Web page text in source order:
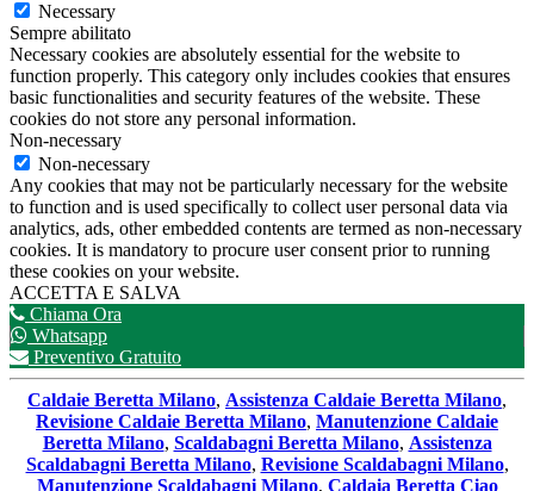
Necessary
Sempre abilitato
Necessary cookies are absolutely essential for the website to
function properly. This category only includes cookies that ensures
basic functionalities and security features of the website. These
cookies do not store any personal information.
Non-necessary
Non-necessary
Any cookies that may not be particularly necessary for the website
to function and is used specifically to collect user personal data via
analytics, ads, other embedded contents are termed as non-necessary
cookies. It is mandatory to procure user consent prior to running
these cookies on your website.
ACCETTA E SALVA
Chiama Ora
Whatsapp
Preventivo Gratuito
Caldaie Beretta Milano, Assistenza Caldaie Beretta Milano,
Revisione Caldaie Beretta Milano, Manutenzione Caldaie
Beretta Milano, Scaldabagni Beretta Milano, Assistenza
Scaldabagni Beretta Milano, Revisione Scaldabagni Milano,
Manutenzione Scaldabagni Milano, Caldaia Beretta Ciao